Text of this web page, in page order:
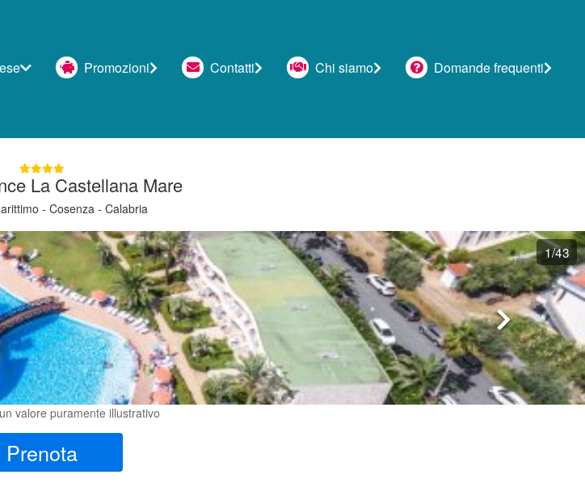
Promozioni Contatti Chi siamo Domande frequenti
La Castellana Mare
- Cosenza - Calabria
1/43
valore puramente illustrativo
Prenota